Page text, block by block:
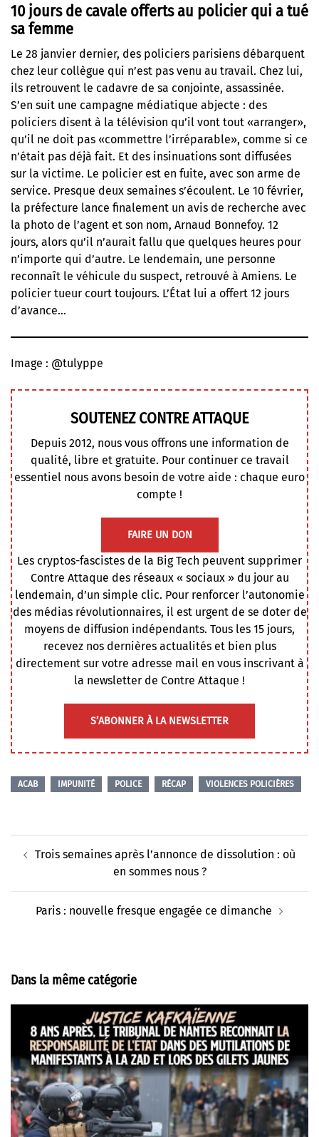
10 jours de cavale offerts au policier qui a tué
sa femme
Le 28 janvier dernier, des policiers parisiens débarquent
chez leur collègue qui n’est pas venu au travail. Chez lui,
ils retrouvent le cadavre de sa conjointe, assassinée.
S’en suit une campagne médiatique abjecte : des
policiers disent à la télévision qu’il vont tout «arranger»,
qu’il ne doit pas «commettre l’irréparable», comme si ce
n’était pas déjà fait. Et des insinuations sont diffusées
sur la victime. Le policier est en fuite, avec son arme de
service. Presque deux semaines s’écoulent. Le 10 février,
la préfecture lance finalement un avis de recherche avec
la photo de l’agent et son nom, Arnaud Bonnefoy. 12
jours, alors qu’il n’aurait fallu que quelques heures pour
n’importe qui d’autre. Le lendemain, une personne
reconnaît le véhicule du suspect, retrouvé à Amiens. Le
policier tueur court toujours. L’État lui a offert 12 jours
d’avance…
Image : @tulyppe
SOUTENEZ CONTRE ATTAQUE
Depuis 2012, nous vous offrons une information de
qualité, libre et gratuite. Pour continuer ce travail
essentiel nous avons besoin de votre aide : chaque euro
compte !
FAIRE UN DON
Les cryptos-fascistes de la Big Tech peuvent supprimer
Contre Attaque des réseaux « sociaux » du jour au
lendemain, d’un simple clic. Pour renforcer l’autonomie
des médias révolutionnaires, il est urgent de se doter de
moyens de diffusion indépendants. Tous les 15 jours,
recevez nos dernières actualités et bien plus
directement sur votre adresse mail en vous inscrivant à
la newsletter de Contre Attaque !
S’ABONNER À LA NEWSLETTER
ACAB IMPUNITÉ POLICE RÉCAP VIOLENCES POLICIÈRES
d’article
Trois semaines après l’annonce de dissolution : où
en sommes nous ?
Paris : nouvelle fresque engagée ce dimanche
Dans la même catégorie